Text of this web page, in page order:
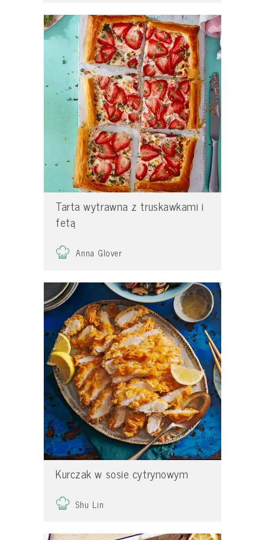
Tarta wytrawna z truskawkami i
fetą
Anna Glover
Kurczak w sosie cytrynowym
Shu Lin